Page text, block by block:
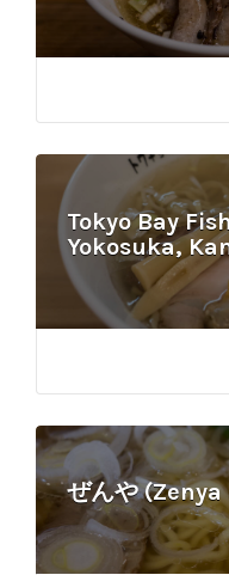
Tokyo Bay
Yokosuka,
ぜんや